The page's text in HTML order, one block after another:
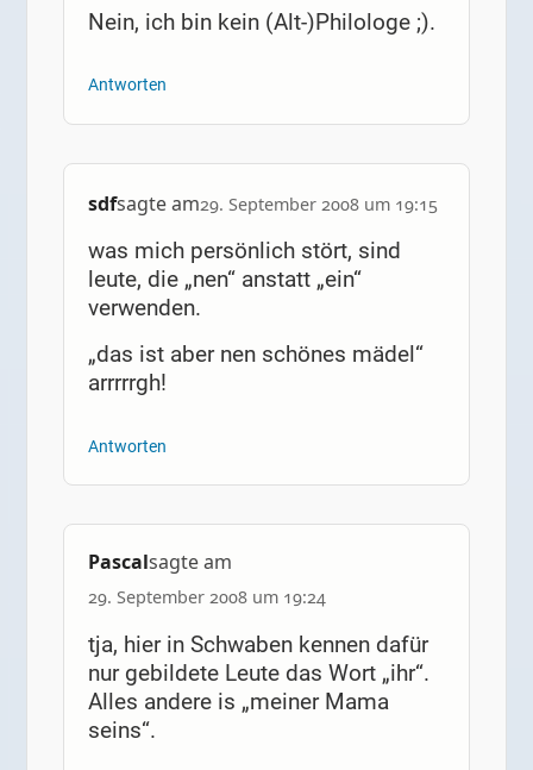
Nein, ich bin kein (Alt-)Philologe ;).
Antworten
sdfsagte am29. September 2008 um 19:15
was mich persönlich stört, sind
leute, die „nen“ anstatt „ein“
verwenden.
„das ist aber nen schönes mädel“
arrrrrgh!
Antworten
Pascalsagte am
29. September 2008 um 19:24
tja, hier in Schwaben kennen dafür
nur gebildete Leute das Wort „ihr“.
Alles andere is „meiner Mama
seins“.